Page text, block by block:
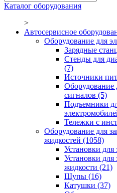
Каталог оборудования
>
Автосервисное
Оборудование для
Зарядные
Стенды для
(7)
Источники
Оборудование
сигналов (5)
Подъемники
Тележки с
Оборудование для
жидкостей (1058)
Установки
Установки
жидкости (21)
Щупы (16)
Катушки (37)